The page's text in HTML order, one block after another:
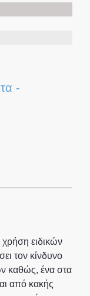
-
ειδικών
τον κίνδυνο
καθώς, ένα στα
από κακής